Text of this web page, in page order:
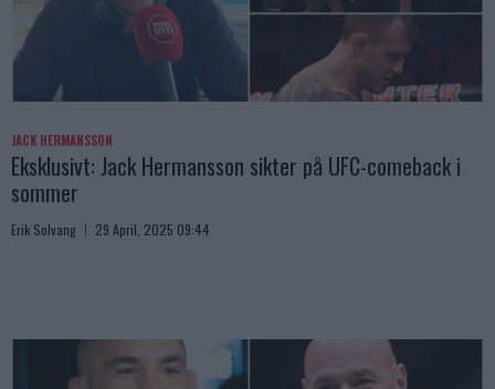
JACK HERMANSSON
Eksklusivt: Jack Hermansson sikter på UFC-comeback i
sommer
Erik Solvang 29 April, 2025 09:44